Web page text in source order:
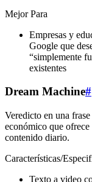
Mejor Para
Empresas y
Google que
“simplemente
existentes
Dream Machine#
Veredicto en una
económico que
contenido diario.
Características/
Texto a video